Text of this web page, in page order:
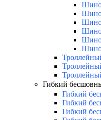
Гибкий
Гибкий
Гибкий
Гибкий